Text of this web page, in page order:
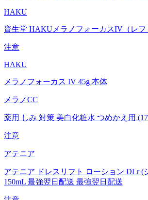
HAKU
資生堂 HAKUメラノフォーカスIV（レフ
注意
HAKU
メラノフォーカス IV 45g 本体
メラノCC
薬用 しみ 対策 美白化粧水 つめかえ用
注意
アテニア
アテニア ドレスリフト ローション DLr (
150mL 最強翌日配送 最強翌日配送